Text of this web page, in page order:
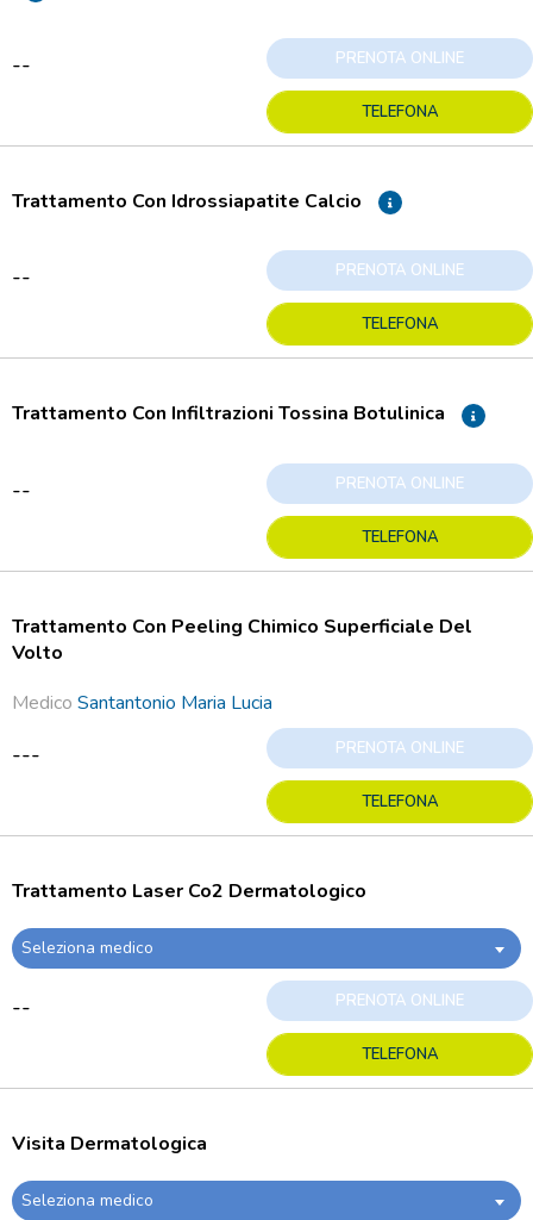
-- PRENOTA ONLINE
TELEFONA
Trattamento Con Idrossiapatite Calcio
-- PRENOTA ONLINE
TELEFONA
Trattamento Con Infiltrazioni Tossina Botulinica
-- PRENOTA ONLINE
TELEFONA
Trattamento Con Peeling Chimico Superficiale Del
Volto
Medico Santantonio Maria Lucia
--- PRENOTA ONLINE
TELEFONA
Trattamento Laser Co2 Dermatologico
Seleziona medico
-- PRENOTA ONLINE
TELEFONA
Visita Dermatologica
Seleziona medico